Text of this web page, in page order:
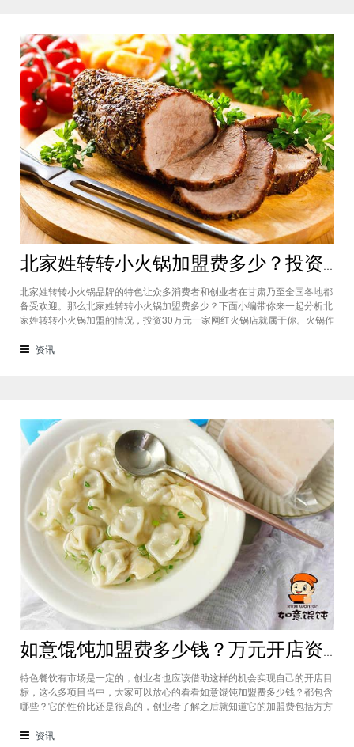
北家姓转转小火锅加盟费多少？投资30万一家网红火锅店就属于你
北家姓转转小火锅品牌的特色让众多消费者和创业者在甘肃乃至全国各地都
备受欢迎。那么北家姓转转小火锅加盟费多少？下面小编带你来一起分析北
家姓转转小火锅加盟的情况，投资30万元一家网红火锅店就属于你。火锅作
态存在着。北家姓转转小火锅凭借自己的产品和装修在美食市场当中受到越
资讯
如意馄饨加盟费多少钱？万元开店资金压力基本上不会出现在经营中
特色餐饮有市场是一定的，创业者也应该借助这样的机会实现自己的开店目
标，这么多项目当中，大家可以放心的看看如意馄饨加盟费多少钱？都包含
哪些？它的性价比还是很高的，创业者了解之后就知道它的加盟费包括方方
的。加盟费用创业者想要了解一下如意馄饨加盟费多少钱？是不是值得加
资讯